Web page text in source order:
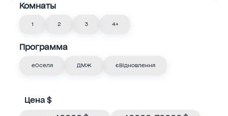
Комнаты
1 2 3 4+
Программа
еОселя ДМЖ єВідновлення
Цена $